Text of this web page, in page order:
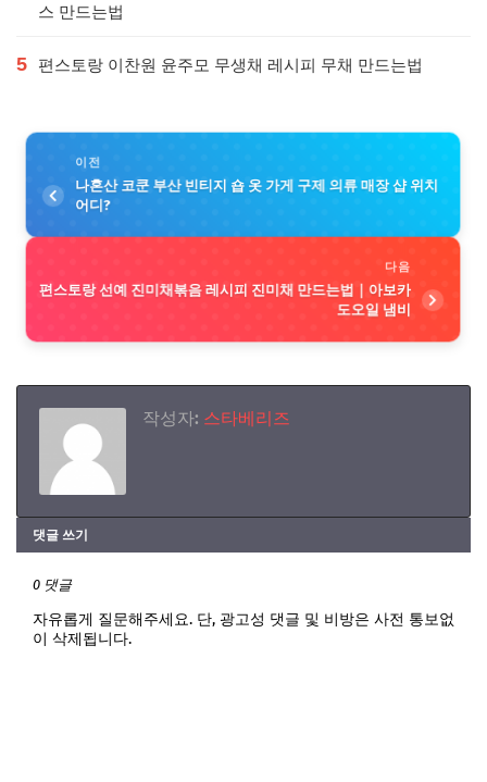
스 만드는법
5 편스토랑 이찬원 윤주모 무생채 레시피 무채 만드는법
이전
나혼산 코쿤 부산 빈티지 숍 옷 가게 구제 의류 매장 샵 위치
어디?
다음
편스토랑 선예 진미채볶음 레시피 진미채 만드는법｜아보카
도오일 냄비
작성자: 스타베리즈
댓글 쓰기
0 댓글
자유롭게 질문해주세요. 단, 광고성 댓글 및 비방은 사전 통보없
이 삭제됩니다.